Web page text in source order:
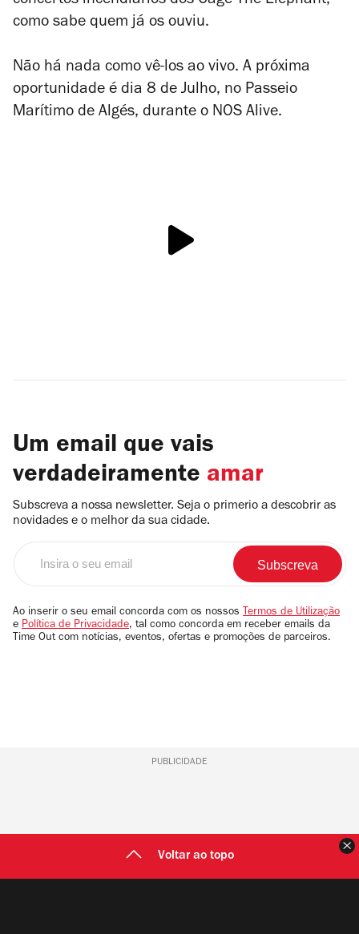
como sabe quem já os ouviu.
Não há nada como vê-los ao vivo. A próxima
oportunidade é dia 8 de Julho, no Passeio
Marítimo de Algés, durante o NOS Alive.
Um email que vais
verdadeiramente amar
Subscreva a nossa newsletter. Seja o primerio a descobrir as
novidades e o melhor da sua cidade.
email
Ao inserir o seu email concorda com os nossos Termos de Utilização
e Política de Privacidade, tal como concorda em receber emails da
Time Out com notícias, eventos, ofertas e promoções de parceiros.
PUBLICIDADE
Voltar ao topo